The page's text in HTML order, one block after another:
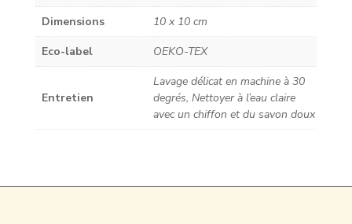
Dimensions
10 x 10 cm
Eco-label
OEKO-TEX
Entretien
Lavage délicat en machine à 30
degrés, Nettoyer à l’eau claire
avec un chiffon et du savon doux